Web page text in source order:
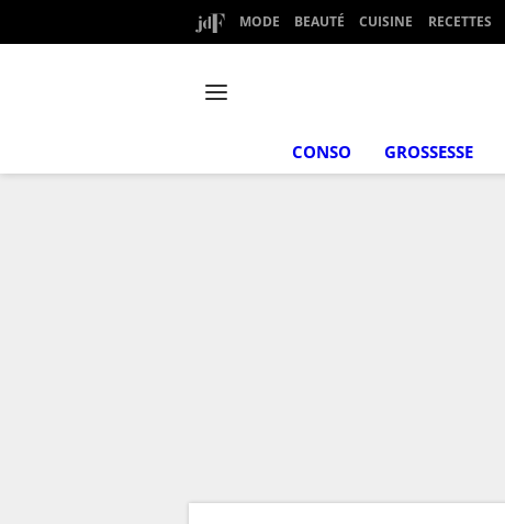
MODE BEAUTÉ CUISINE RECETTES
CONSO GROSSESSE